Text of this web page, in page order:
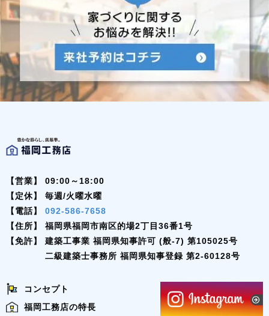
【営業】
09:00～18:00
【定休】
毎週/火曜水曜
【電話】
092-586-7658
【住所】
福岡県福岡市南区的場2丁目36番1号
【免許】
建築工事業 福岡県知事許可 (般-7) 第105025号
二級建築士事務所 福岡県知事登録 第2-60128号
コンセプト
福岡工務店の特長